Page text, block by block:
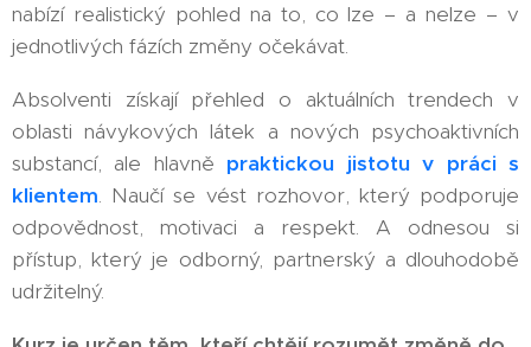
nabízí realistický pohled na to, co lze – a nelze – v
jednotlivých fázích změny očekávat.
Absolventi získají přehled o aktuálních trendech v
oblasti návykových látek a nových psychoaktivních
substancí, ale hlavně praktickou jistotu v práci s
klientem. Naučí se vést rozhovor, který podporuje
odpovědnost, motivaci a respekt. A odnesou si
přístup, který je odborný, partnerský a dlouhodobě
udržitelný.